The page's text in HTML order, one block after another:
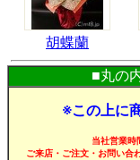
胡蝶蘭
■丸の
※この上に
当社営業時
ご来店・ご注文・お問い合